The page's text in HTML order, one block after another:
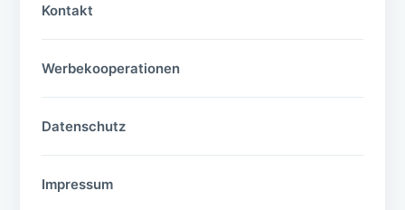
Kontakt
Werbekooperationen
Datenschutz
Impressum